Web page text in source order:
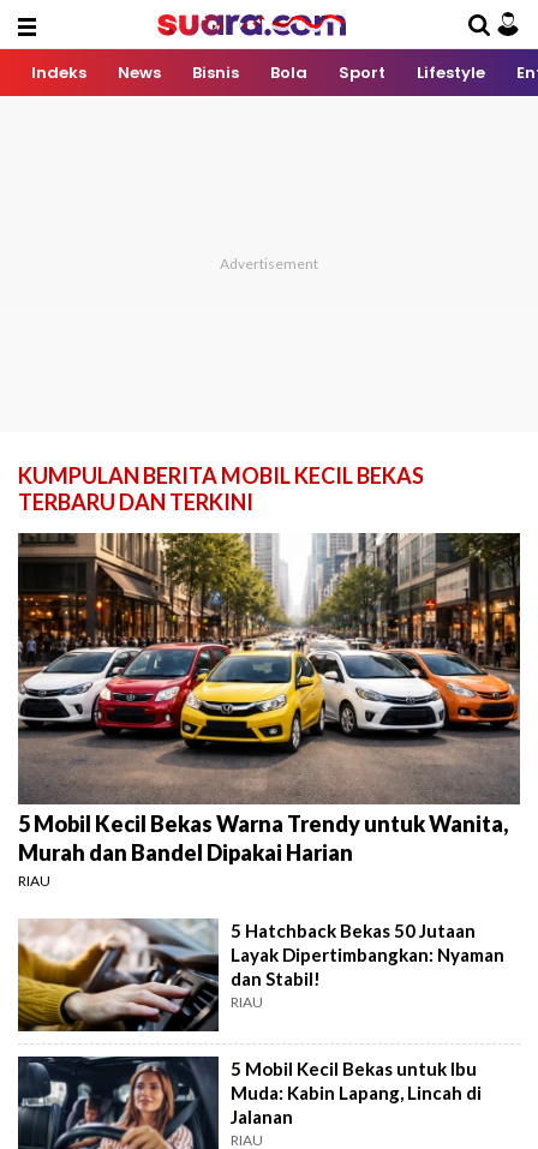
Indeks News Bisnis Bola Sport Lifestyle
KUMPULAN BERITA MOBIL KECIL BEKAS
TERBARU DAN TERKINI
5 Mobil Kecil Bekas Warna Trendy untuk Wanita,
Murah dan Bandel Dipakai Harian
RIAU
5 Hatchback Bekas 50 Jutaan
Layak Dipertimbangkan: Nyaman
dan Stabil!
RIAU
5 Mobil Kecil Bekas untuk Ibu
Muda: Kabin Lapang, Lincah di
Jalanan
RIAU